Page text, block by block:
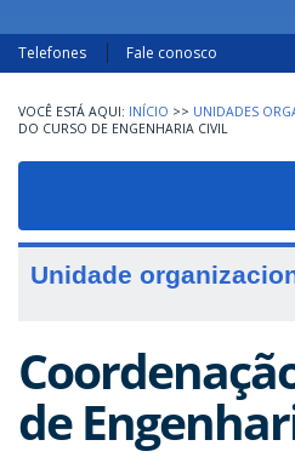
Telefones Fale conosco
INÍCIO >> UNIDADES
DO CURSO DE ENGENHARIA CIVIL
Unidade
de